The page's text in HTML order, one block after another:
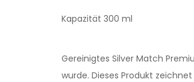
Kapazität 300 ml
Gereinigtes Silver Match
wurde. Dieses Produkt